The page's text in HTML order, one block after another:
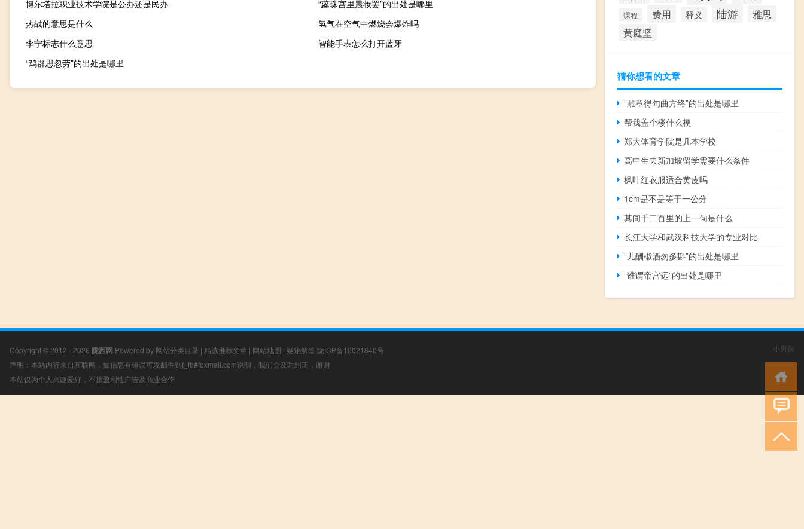
博尔塔拉职业技术学院是公办还是民办
“蕊珠宫里晨妆罢”的出处是哪里
热战的意思是什么
氢气在空气中燃烧会爆炸吗
李宁标志什么意思
智能手表怎么打开蓝牙
“鸡群思忽劳”的出处是哪里
课程 费用 释义 陆游 雅思
黄庭坚
猜你想看的文章
“雕章得句曲方终”的出处是哪里
帮我盖个楼什么梗
郑大体育学院是几本学校
高中生去新加坡留学需要什么条件
枫叶红衣服适合黄皮吗
1cm是不是等于一公分
其间千二百里的上一句是什么
长江大学和武汉科技大学的专业对比
“儿酬椒酒勿多斟”的出处是哪里
“谁谓帝宫远”的出处是哪里
Copyright © 2012 - 2026 陇西网 Powered by 网站分类目录 | 精选推荐文章 | 网站地图 | 疑难解答 陇ICP备10021840号
声明：本站内容来自互联网，如信息有错误可发邮件到f_fb#foxmail.com说明，我们会及时纠正，谢谢
本站仅为个人兴趣爱好，不接盈利性广告及商业合作
小男孩